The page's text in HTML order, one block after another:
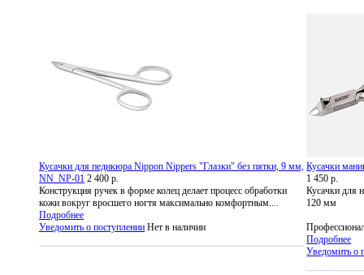
Кусачки для педикюра Nippon Nippers "Глазки" без пятки, 9 мм,
NN_NP-01 2 400 р.
Конструкция ручек в форме колец делает процесс обработки
кожи вокруг вросшего ногтя максимально комфортным....
Подробнее
Уведомить о поступлении Нет в наличии
Кусачки
1 450 р.
Кусачки для
120 мм
Подробнее
Уведомить о